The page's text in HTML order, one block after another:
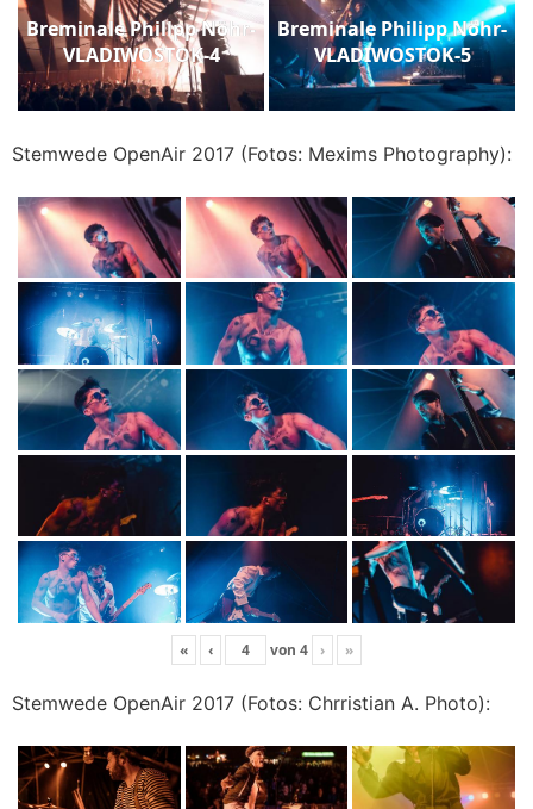
Breminale Philipp Nöhr-
VLADIWOSTOK-4
Breminale Philipp Nöhr-
VLADIWOSTOK-5
Stemwede OpenAir 2017 (Fotos: Mexims Photography):
« ‹ von 4 › »
Stemwede OpenAir 2017 (Fotos: Chrristian A. Photo):